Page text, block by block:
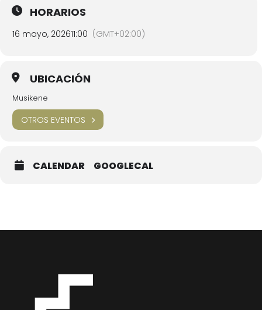
HORARIOS
16 mayo, 202611:00 (GMT+02:00)
UBICACIÓN
Musikene
OTROS EVENTOS
CALENDAR GOOGLECAL